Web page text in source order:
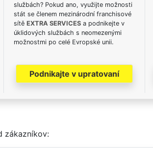
službách? Pokud ano, využijte možnosti
stát se členem mezinárodní franchisové
sítě EXTRA SERVICESa podnikejte v
úklidových službách s neomezenými
možnostmi po celé Evropské unii.
Podnikajte v upratovaní
zákazníkov: